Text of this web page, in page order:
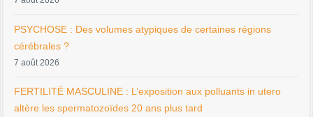
PSYCHOSE : Des volumes atypiques de certaines régions
cérébrales ?
7 août 2026
FERTILITÉ MASCULINE : L’exposition aux polluants in utero
altère les spermatozoïdes 20 ans plus tard